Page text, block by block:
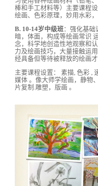
棒和手工材料等）主要课程
绘画、色彩原理，妙用水彩
B. 10-14岁中级班：强化基础
暗，体面，构成等绘画常识
念，科学地创造性地观察和
力及绘画技巧，大量接触运
经具备但等待被释放的绘画才
主要课程设置： 素描, 色彩 ,
媒体 。像大师学绘画，静物
片复制.雕塑，版画 。